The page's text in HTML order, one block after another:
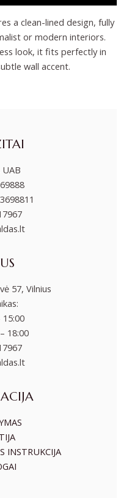
a clean-lined design, fully
or modern interiors.
look, it fits perfectly in
wall accent.
57, Vilnius
15:00
18:00
INSTRUKCIJA